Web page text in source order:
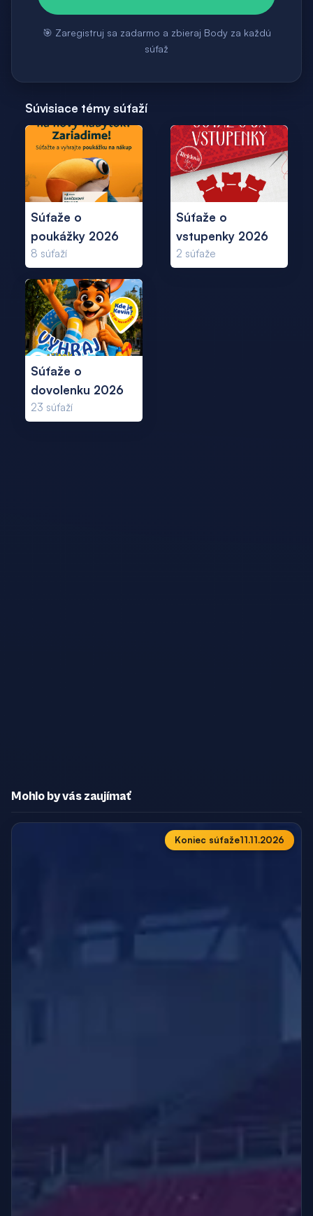
🎯 Zaregistruj sa zadarmo a zbieraj Body za každú
súťaž
Súvisiace témy súťaží
Súťaže o
poukážky 2026
8 súťaží
Súťaže o
vstupenky 2026
2 súťaže
Súťaže o
dovolenku 2026
23 súťaží
Mohlo by vás zaujímať
Koniec súťaže11.11.2026